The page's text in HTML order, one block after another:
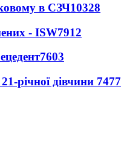
в СЗЧ10328
- ISW7912
7603
річної дівчини 7477